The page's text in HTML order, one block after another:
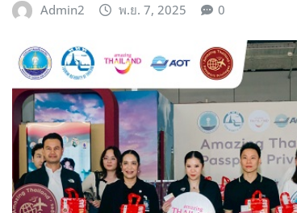
Admin2 พ.ย. 7, 2025 0